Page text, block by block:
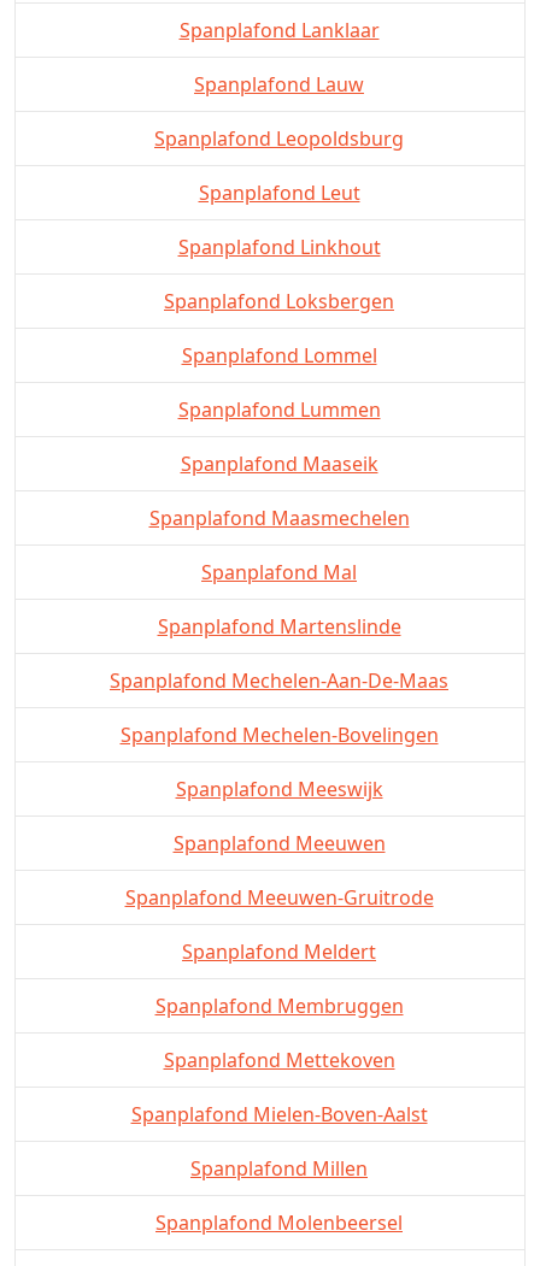
Spanplafond Lanklaar
Spanplafond Lauw
Spanplafond Leopoldsburg
Spanplafond Leut
Spanplafond Linkhout
Spanplafond Loksbergen
Spanplafond Lommel
Spanplafond Lummen
Spanplafond Maaseik
Spanplafond Maasmechelen
Spanplafond Mal
Spanplafond Martenslinde
Spanplafond Mechelen-Aan-De-Maas
Spanplafond Mechelen-Bovelingen
Spanplafond Meeswijk
Spanplafond Meeuwen
Spanplafond Meeuwen-Gruitrode
Spanplafond Meldert
Spanplafond Membruggen
Spanplafond Mettekoven
Spanplafond Mielen-Boven-Aalst
Spanplafond Millen
Spanplafond Molenbeersel